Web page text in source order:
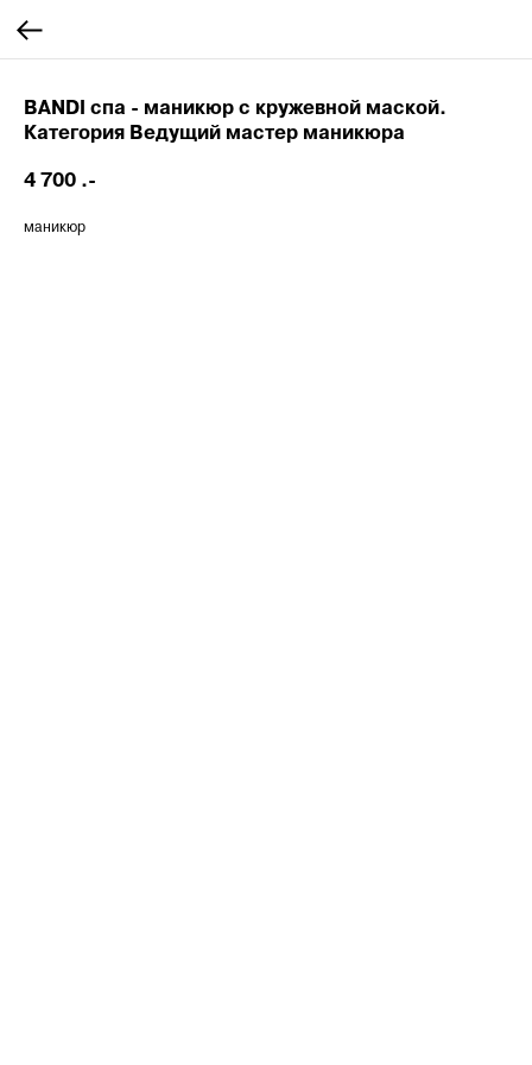
BANDI спа - маникюр с кружевной маской.
Категория Ведущий мастер маникюра
4 700 .-
маникюр